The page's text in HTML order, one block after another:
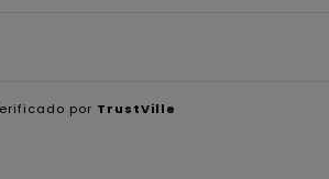
por TrustVille